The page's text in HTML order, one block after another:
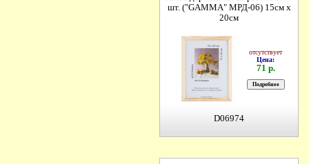
шт. ("GAMMA" МРД-06) 15см х
20см
отсутствует
Цена:
71 р.
D06974